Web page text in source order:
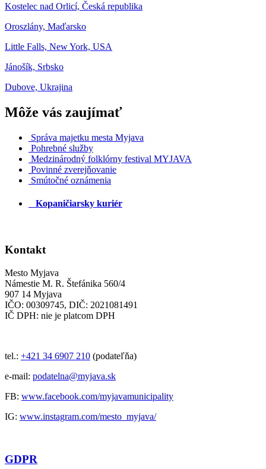
Kostelec nad Orlicí, Česká republika
Oroszlány, Maďarsko
Little Falls, New York, USA
Jánošík, Srbsko
Dubove, Ukrajina
Môže vás zaujímať
Správa majetku mesta Myjava
Pohrebné služby
Medzinárodný folklórny festival MYJAVA
Povinné zverejňovanie
Smútočné oznámenia
Kopaničiarsky kuriér
Kontakt
Mesto Myjava
Námestie M. R. Štefánika 560/4
907 14 Myjava
IČO: 00309745, DIČ: 2021081491
IČ DPH: nie je platcom DPH
tel.: +421 34 6907 210 (podateľňa)
e-mail: podatelna@myjava.sk
FB: www.facebook.com/myjavamunicipality
IG: www.instagram.com/mesto_myjava/
GDPR